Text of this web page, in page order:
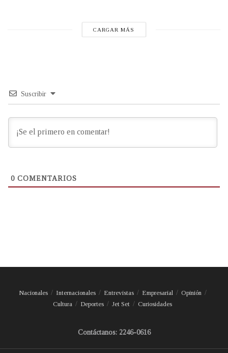
CARGAR MÁS
Suscribir
0 COMENTARIOS
Nacionales Internacionales Entrevistas Empresarial
Opinión
Cultura
Deportes Jet Set Curiosidades
Contáctanos: 2246-0616